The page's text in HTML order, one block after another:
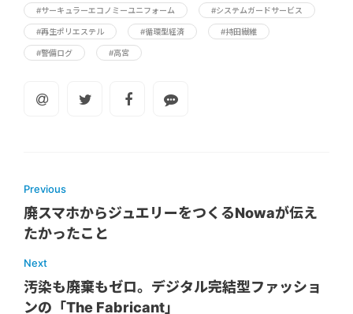
#サーキュラーエコノミーユニフォーム #システムガードサービス
#再生ポリエステル #循環型経済 #持田繊維
#警備ログ #高宮
Previous
廃スマホからジュエリーをつくるNowaが伝え
たかったこと
Next
汚染も廃棄もゼロ。デジタル完結型ファッショ
ンの「The Fabricant」